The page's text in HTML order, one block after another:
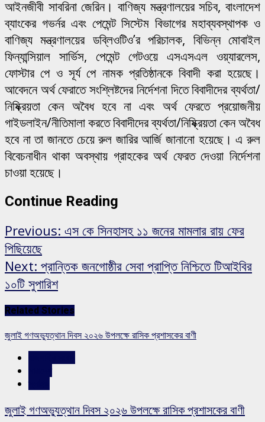
আইনজীবী সাবরিনা জেরিন। বাণিজ্য মন্ত্রণালয়ের সচিব, বাংলাদেশ
ব্যাংকের গভর্নর এবং পেমেন্ট সিস্টেম বিভাগের মহাব্যবস্থাপক ও
বাণিজ্য মন্ত্রণালয়ের ডব্লিওটিও’র পরিচালক, বিভিন্ন মোবাইল
ফিন্যান্সিয়াল সার্ভিস, পেমেন্ট গেটওয়ে এসএসএল ওয়্যারলেস,
ফোস্টার পে ও সূর্য পে নামক প্রতিষ্ঠানকে বিবাদী করা হয়েছে।
আবেদনে অর্থ ফেরাতে সংশ্লিষ্টদের নির্দেশনা দিতে বিবাদীদের ব্যর্থতা/
নিষ্ক্রিয়তা কেন অবৈধ হবে না এবং অর্থ ফেরতে প্রয়োজনীয়
গাইডলাইন/নীতিমালা করতে বিবাদীদের ব্যর্থতা/নিষ্ক্রিয়তা কেন অবৈধ
হবে না তা জানতে চেয়ে রুল জারির আর্জি জানানো হয়েছে। এ রুল
বিবেচনাধীন থাকা অবস্থায় গ্রাহকের অর্থ ফেরত দেওয়া নির্দেশনা
চাওয়া হয়েছে।
Continue Reading
Previous: এস কে সিনহাসহ ১১ জনের মামলার রায় ফের
পিছিয়েছে
Next: প্রান্তিক জনগোষ্ঠীর সেবা প্রাপ্তি নিশ্চিতে টিআইবির
১০টি সুপারিশ
Related Stories
জুলাই গণঅভ্যুত্থান দিবস ২০২৬ উপলক্ষে রাসিক প্রশাসকের বাণী
জুলাই গণঅভ্যুত্থান দিবস ২০২৬ উপলক্ষে রাসিক প্রশাসকের বাণী